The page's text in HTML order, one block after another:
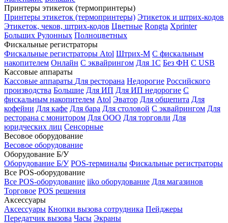
Принтеры этикеток (термопринтеры)
Принтеры этикеток (термопринтеры) Этикеток и штрих-кодов
Этикеток, чеков, штрих-кодов Цветные Rongta Xprinter
Больших Рулонных Полноцветных
Фискальные регистраторы
Фискальные регистраторы Atol Штрих-М С фискальным
накопителем Онлайн С эквайрингом Для 1С Без ФН С USB
Кассовые аппараты
Кассовые аппараты Для ресторана Недорогие Российского
производства Большие Для ИП Для ИП недорогие С
фискальным накопителем Atol Эватор Для общепита Для
кофейни Для кафе Для бара Для столовой С эквайрингом Для
ресторана с монитором Для ООО Для торговли Для
юридческих лиц Сенсорные
Весовое оборудование
Весовое оборудование
Оборудование Б/У
Оборудование Б/У POS-терминалы Фискальные регистраторы
Все POS-оборудование
Все POS-оборудование iiko оборудование Для магазинов
Торговое POS решения
Аксессуары
Аксессуары Кнопки вызова сотрудника Пейджеры
Передатчик вызова Часы Экраны